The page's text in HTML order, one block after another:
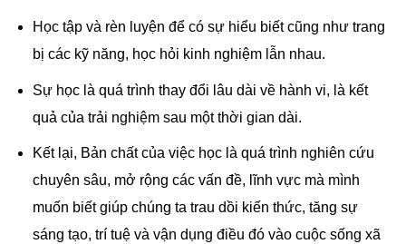
Học tập và rèn luyện để có sự hiểu biết cũng như trang
bị các kỹ năng, học hỏi kinh nghiệm lẫn nhau.
Sự học là quá trình thay đổi lâu dài về hành vi, là kết
quả của trải nghiệm sau một thời gian dài.
Kết lại, Bản chất của việc học là quá trình nghiên cứu
chuyên sâu, mở rộng các vấn đề, lĩnh vực mà mình
muốn biết giúp chúng ta trau dồi kiến thức, tăng sự
sáng tạo, trí tuệ và vận dụng điều đó vào cuộc sống xã